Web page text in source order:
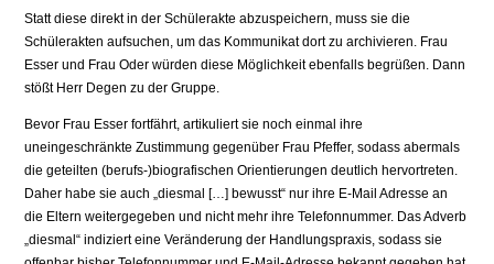
Statt diese direkt in der Schülerakte abzuspeichern, muss sie die
Schülerakten aufsuchen, um das Kommunikat dort zu archivieren. Frau
Esser und Frau Oder würden diese Möglichkeit ebenfalls begrüßen. Dann
stößt Herr Degen zu der Gruppe.
Bevor Frau Esser fortfährt, artikuliert sie noch einmal ihre
uneingeschränkte Zustimmung gegenüber Frau Pfeffer, sodass abermals
die geteilten (berufs-)biografischen Orientierungen deutlich hervortreten.
Daher habe sie auch „diesmal […] bewusst“ nur ihre E-Mail Adresse an
die Eltern weitergegeben und nicht mehr ihre Telefonnummer. Das Adverb
„diesmal“ indiziert eine Veränderung der Handlungspraxis, sodass sie